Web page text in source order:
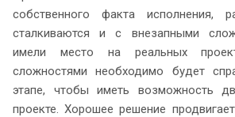
собственного факта исполнения,
сталкиваются и с внезапными
имели место на реальных
сложностями необходимо будет
этапе, чтобы иметь возможность
проекте. Хорошее решение